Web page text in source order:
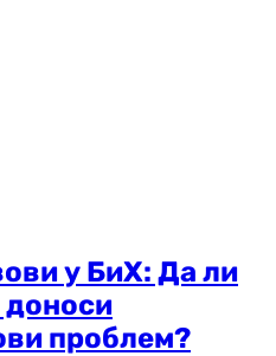
у БиХ: Да ли
проблем?